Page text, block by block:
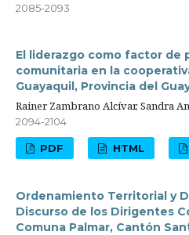
2085-2093
El liderazgo como factor de
comunitaria en la
Guayaquil, Provincia del
Rainer Zambrano Alcívar, Sandra
2094-2104
PDF HTML
Ordenamiento Territorial y
Discurso de los Dirigentes
Comuna Palmar, Cantón